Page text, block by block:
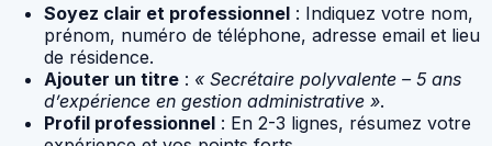
Soyez clair et professionnel : Indiquez votre nom,
prénom, numéro de téléphone, adresse email et lieu
de résidence.
Ajouter un titre : « Secrétaire polyvalente – 5 ans
d’expérience en gestion administrative ».
Profil professionnel : En 2-3 lignes, résumez votre